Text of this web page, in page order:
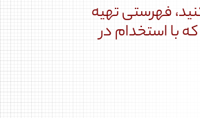
فهرستی تهیه
با استخدام در